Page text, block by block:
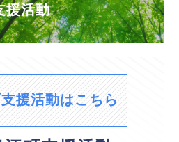
援活動
援活動はこちら